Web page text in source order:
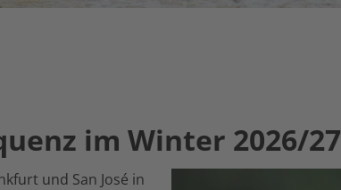
im Winter 2026/27
und San José in